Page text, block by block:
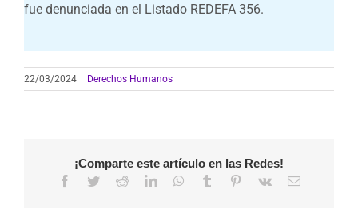
fue denunciada en el Listado REDEFA 356.
22/03/2024 | Derechos Humanos
¡Comparte este artículo en las Redes!
Facebook
TwitterRedditLinkedInWhatsApp
Tumblr Pinterest
Vk
Correo